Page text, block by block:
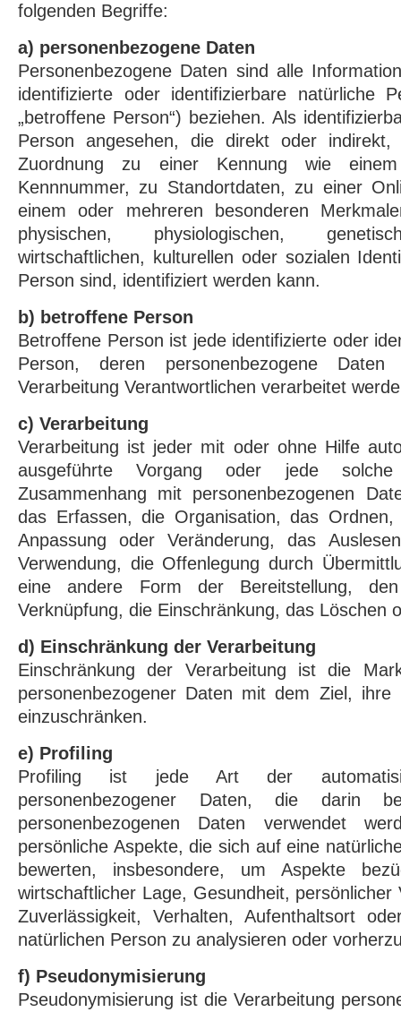
folgenden Begriffe:
a) personenbezogene Daten
Personenbezogene Daten sind alle
identifizierte oder identifizierbare natürliche
„betroffene Person“) beziehen. Als
Person angesehen, die direkt oder indirekt,
Zuordnung zu einer Kennung wie
Kennnummer, zu Standortdaten, zu einer
einem oder mehreren besonderen
physischen, physiologischen,
wirtschaftlichen, kulturellen oder sozialen
Person sind, identifiziert werden kann.
b) betroffene Person
Betroffene Person ist jede identifizierte oder
Person, deren personenbezogene
Verarbeitung Verantwortlichen verarbeitet
c) Verarbeitung
Verarbeitung ist jeder mit oder ohne Hilfe
ausgeführte Vorgang oder jede solche
Zusammenhang mit personenbezogenen
das Erfassen, die Organisation, das
Anpassung oder Veränderung, das
Verwendung, die Offenlegung durch
eine andere Form der Bereitstellung,
Verknüpfung, die Einschränkung, das Löschen
d) Einschränkung der Verarbeitung
Einschränkung der Verarbeitung ist die
personenbezogener Daten mit dem Ziel, ihre
einzuschränken.
e) Profiling
Profiling ist jede Art der
personenbezogener Daten, die darin
personenbezogenen Daten verwendet
persönliche Aspekte, die sich auf eine
bewerten, insbesondere, um Aspekte
wirtschaftlicher Lage, Gesundheit, persönlicher
Zuverlässigkeit, Verhalten, Aufenthaltsort
natürlichen Person zu analysieren oder
f) Pseudonymisierung
Pseudonymisierung ist die Verarbeitung